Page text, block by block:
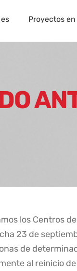
Proyectos
los Centros
23 de
de
al reinicio